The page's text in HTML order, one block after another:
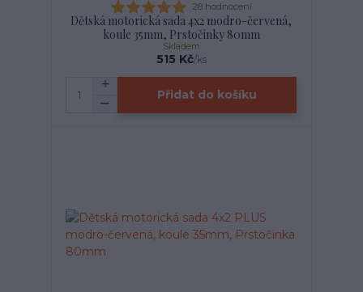
28 hodnocení
Dětská motorická sada 4x2 modro-červená,
koule 35mm, Prstočinky 80mm
515 Kč/ks
Skladem
Přidat do košíku